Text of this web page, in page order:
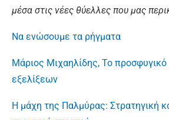
μέσα στις νέες θύελλες που μας
Να ενώσουμε τα ρήγματα
Μάριος Μιχαηλίδης, Το
εξελίξεων
Η μάχη της Παλμύρας: Στρατηγική